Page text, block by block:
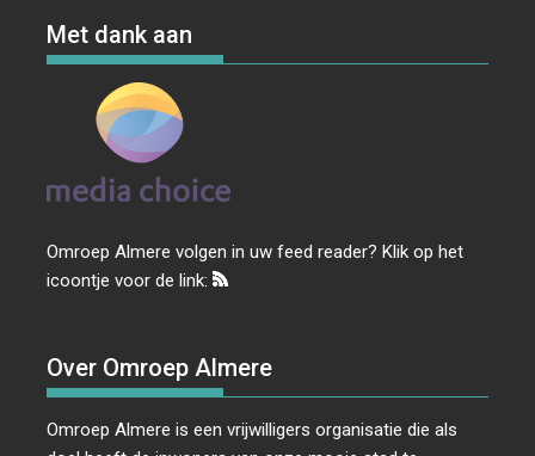
Met dank aan
Omroep Almere volgen in uw feed reader? Klik op het
icoontje voor de link:
Over Omroep Almere
Omroep Almere is een vrijwilligers organisatie die als